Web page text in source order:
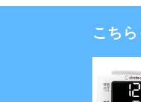
こち